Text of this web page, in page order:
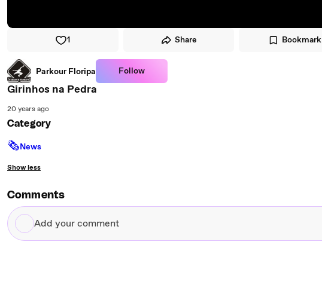
1 Share Bookmark
Parkour Floripa Follow
Girinhos na Pedra
20 years ago
Category
🗞News
Show less
Comments
Add
your